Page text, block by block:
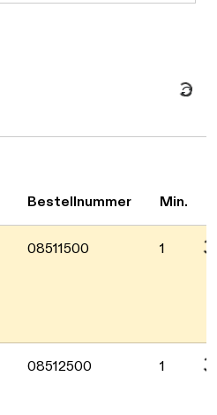
Bestellnummer Min.
08511500 1
08512500 1